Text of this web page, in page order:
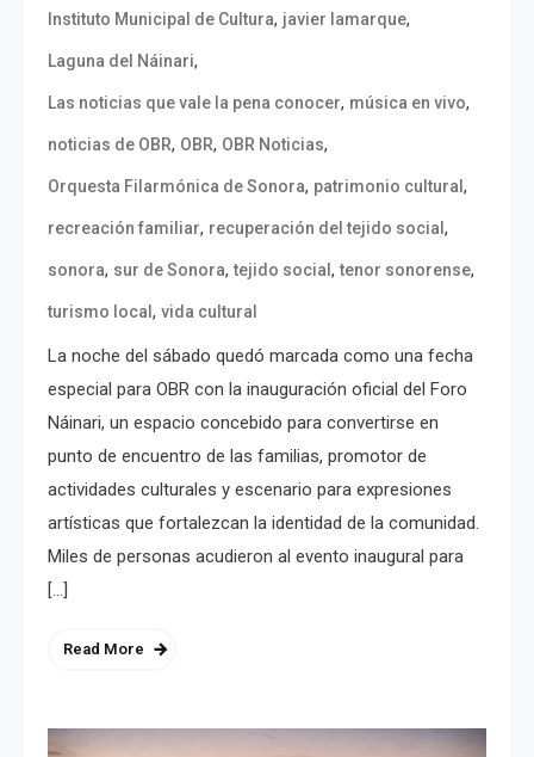
Instituto Municipal de Cultura, javier lamarque,
Laguna del Náinari,
Las noticias que vale la pena conocer, música en vivo,
noticias de OBR, OBR, OBR Noticias,
Orquesta Filarmónica de Sonora, patrimonio cultural,
recreación familiar, recuperación del tejido social,
sonora, sur de Sonora,tejido social,tenor sonorense,
turismo local, vida cultural
La noche del sábado quedó marcada como una fecha
especial para OBR con la inauguración oficial del Foro
Náinari, un espacio concebido para convertirse en
punto de encuentro de las familias, promotor de
actividades culturales y escenario para expresiones
artísticas que fortalezcan la identidad de la comunidad.
Miles de personas acudieron al evento inaugural para
[…]
Read More